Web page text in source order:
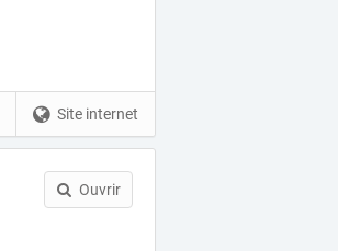
Site internet
Ouvrir